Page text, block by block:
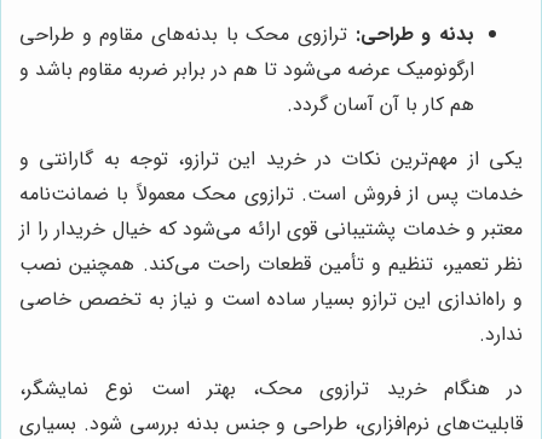
بدنه و طراحی: ترازوی محک با بدنه‌های مقاوم و طراحی
ارگونومیک عرضه می‌شود تا هم در برابر ضربه مقاوم باشد و
هم کار با آن آسان گردد.
یکی از مهم‌ترین نکات در خرید این ترازو، توجه به گارانتی و
خدمات پس از فروش است. ترازوی محک معمولاً با ضمانت‌نامه
معتبر و خدمات پشتیبانی قوی ارائه می‌شود که خیال خریدار را از
نظر تعمیر، تنظیم و تأمین قطعات راحت می‌کند. همچنین نصب
و راه‌اندازی این ترازو بسیار ساده است و نیاز به تخصص خاصی
ندارد.
در هنگام خرید ترازوی محک، بهتر است نوع نمایشگر،
قابلیت‌های نرم‌افزاری، طراحی و جنس بدنه بررسی شود. بسیاری